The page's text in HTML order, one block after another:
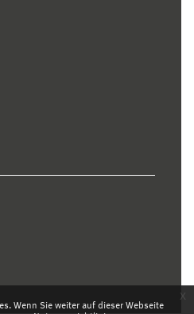
Wenn Sie weiter auf dieser Webseite
x